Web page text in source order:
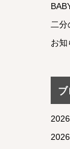
二
お知
ブ